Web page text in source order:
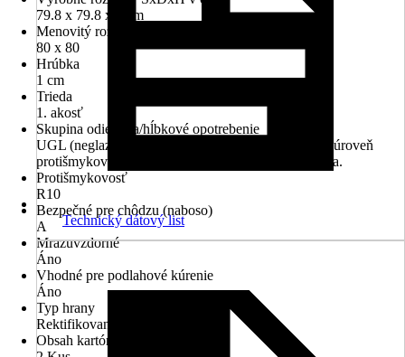
79.8 x 79.8 x 1 cm
Menovitý rozmer v cm
80 x 80
Hrúbka
1 cm
Trieda
1. akosť
Skupina odierania/hĺbkové opotrebenie
UGL (neglazované) Neglazovaná dlažba má vyššiu úroveň
protišmykovosti a je odolnejšia ako glazovaná dlažba.
Protišmykovosť
R10
Bezpečné pre chôdzu (naboso)
A
Mrazuvzdorné
Áno
Vhodné pre podlahové kúrenie
Áno
Typ hrany
Rektifikovaná
Obsah kartónu v ks
Technický dátový list